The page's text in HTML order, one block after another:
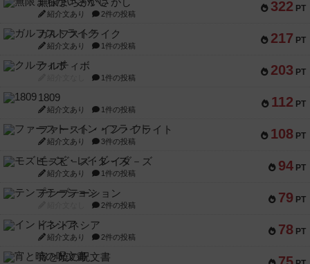
322 PT
紹介文あり 2件の投稿
217 PT
ガルフストライク
紹介文あり 1件の投稿
203 PT
クルティボ
1件の投稿
112 PT
1809
紹介文あり 1件の投稿
108 PT
ファースト・イン・フライト
紹介文あり 3件の投稿
94 PT
モズビ－ズ・レイダ－ズ
紹介文あり 1件の投稿
79 PT
テンプテーション
2件の投稿
78 PT
インドネシア
紹介文あり 2件の投稿
宵と暁の呪文書